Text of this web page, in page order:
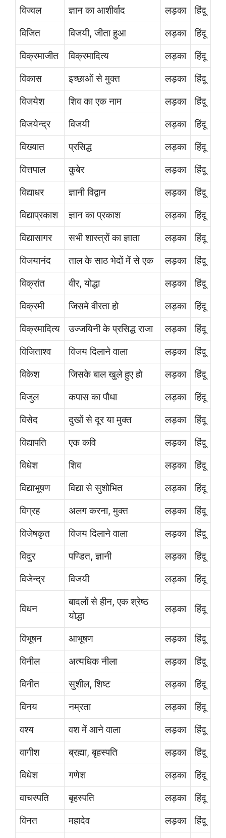
विज्वल
ज्ञान का आशीर्वाद लड़का
हिंदू
विजित
विजयी, जीता हुआ लड़का
हिंदू
विक्रमाजीत
विक्रमादित्य लड़का
हिंदू
विकास
इच्छाओं से मुक्त लड़का
हिंदू
विजयेश
शिव का एक नाम लड़का
हिंदू
विजयेन्द्र
विजयी लड़का
हिंदू
विख्यात
प्रसिद्ध लड़का
हिंदू
वित्तपाल
कुबेर लड़का
हिंदू
विद्याधर
ज्ञानी विद्वान लड़का
हिंदू
विद्याप्रकाश
ज्ञान का प्रकाश लड़का
हिंदू
विद्यासागर
सभी शास्त्रों का ज्ञाता लड़का
हिंदू
विजयानंद
ताल के साठ भेदों में से एक लड़का
हिंदू
विक्रांत
वीर, योद्धा लड़का
हिंदू
विक्रमी
जिसमे वीरता हो लड़का
हिंदू
विक्रमादित्य
उज्जयिनी के प्रसिद्ध राजा लड़का
हिंदू
विजिताश्व
विजय दिलाने वाला लड़का
हिंदू
विकेश
जिसके बाल खुले हुए हो लड़का
हिंदू
विजुल
कपास का पौधा लड़का
हिंदू
विसेद
दुखों से दूर या मुक्त लड़का
हिंदू
विद्यापति
एक कवि लड़का
हिंदू
विधेश
शिव लड़का
हिंदू
विद्याभूषण
विद्या से सुशोभित लड़का
हिंदू
विग्रह
अलग करना, मुक्त लड़का
हिंदू
विजेषकृत
विजय दिलाने वाला लड़का
हिंदू
विदुर
पण्डित, ज्ञानी लड़का
हिंदू
विजेन्द्र
विजयी लड़का हिंदू
विधन
बादलों से हीन, एक श्रेष्ठ
योद्धा
लड़का हिंदू
विभूषन आभूषण लड़का
हिंदू
विनील
अत्यधिक नीला लड़का
हिंदू
विनीत
सुशील, शिष्ट लड़का
हिंदू
विनय
नम्रता लड़का
हिंदू
वश्य
वश में आने वाला लड़का
हिंदू
वागीश
ब्रह्मा, बृहस्पति लड़का
हिंदू
विधेश
गणेश लड़का
हिंदू
वाचस्पति
बृहस्पति लड़का
हिंदू
विनत
महादेव लड़का
हिंदू